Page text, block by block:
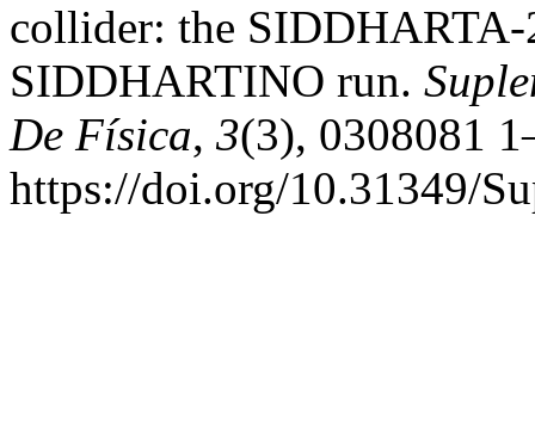
collider: the SIDDHARTA-
SIDDHARTINO run.
De Física, 3(3), 0308081
https://doi.org/10.31349/